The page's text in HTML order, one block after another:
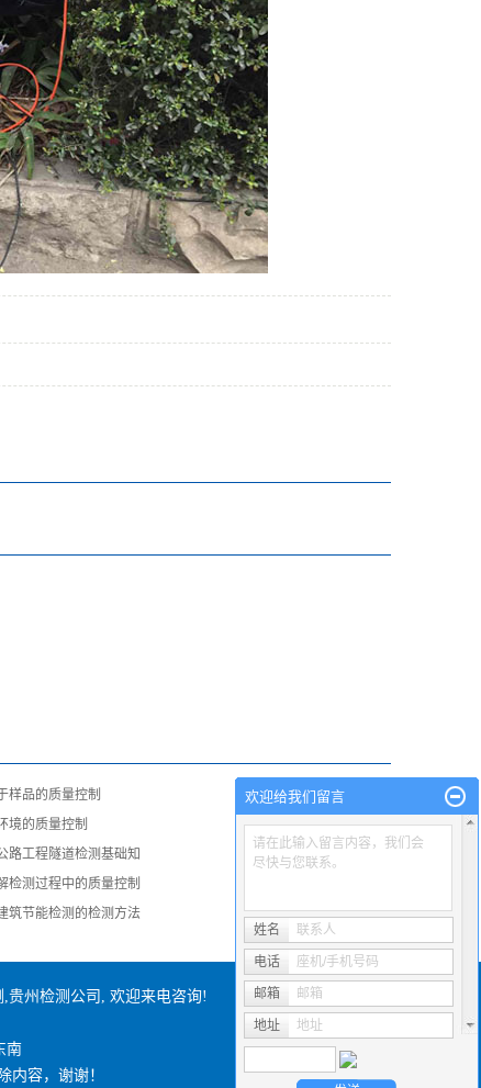
样品的质量控制
境的质量控制
路工程隧道检测基础知
检测过程中的质量控制
筑节能检测的检测方法
,贵州检测公司 , 欢迎来电咨询!
南
内容，谢谢！
欢迎给我们留言
请在此输入留言内容，我们会
尽快与您联系。
姓名 联系人
电话 座机/手机号码
邮箱 邮箱
地址 地址